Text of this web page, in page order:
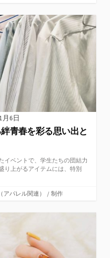
月6日
青春を彩る思い出と
イベントで、学生たちの団結力
り上がるアイテムには、特別
アパレル関連） / 制作